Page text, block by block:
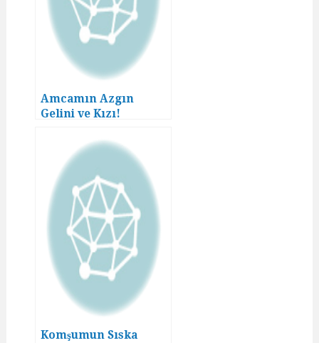
Amcamın Azgın
Gelini ve Kızı!
Komşumun Sıska